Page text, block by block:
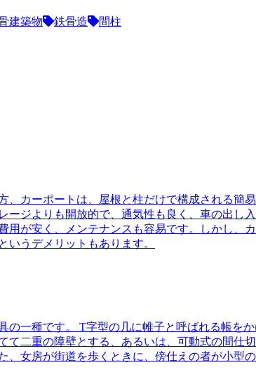
建築物 鉄骨造
間柱
、カーポートは、屋根と柱だけで構成される簡
ージよりも開放的で、通気性も良く、車の出し
用が安く、メンテナンスも容易です。しかし、
うデメリットもあります。
の一種です。
T字型の几に帷子と呼ばれる帳をか
て二重の障壁とする、あるいは、可動式の間仕
、女房が街道を歩くときに、傍仕えの者が小型